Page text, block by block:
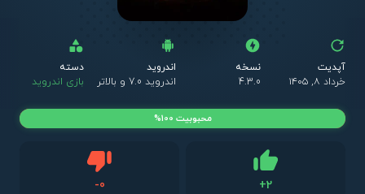
آپدیت
خرداد ۸, ۱۴۰۵
نسخه
4.3.0
اندروید
اندروید 7.0 و بالاتر
دسته
بازی اندروید
+2
-0دیس لایک
محبوبیت 100%